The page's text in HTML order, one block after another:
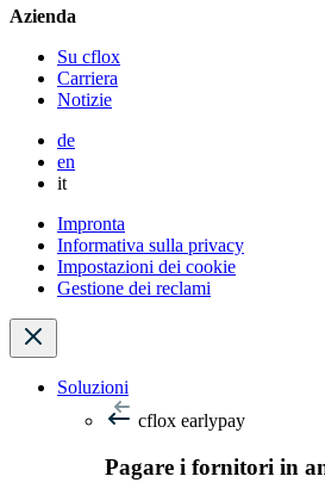
Azienda
Su cflox
Carriera
Notizie
de
en
it
Impronta
Informativa sulla privacy
Impostazioni dei cookie
Gestione dei reclami
Soluzioni
cflox earlypay
Pagare i fornitori in